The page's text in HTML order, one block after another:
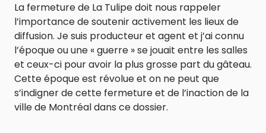
La fermeture de La Tulipe doit nous rappeler
l’importance de soutenir activement les lieux de
diffusion. Je suis producteur et agent et j’ai connu
l’époque ou une « guerre » se jouait entre les salles
et ceux-ci pour avoir la plus grosse part du gâteau.
Cette époque est révolue et on ne peut que
s’indigner de cette fermeture et de l’inaction de la
ville de Montréal dans ce dossier.